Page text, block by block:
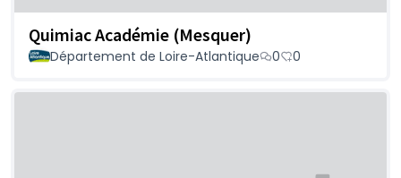
Quimiac Académie (Mesquer)
Département de Loire-Atlantique 0 0